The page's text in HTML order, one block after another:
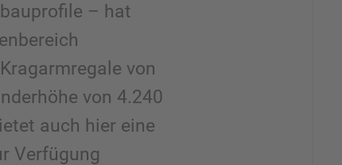
– hat
von
von 4.240
auch hier eine
Verfügung